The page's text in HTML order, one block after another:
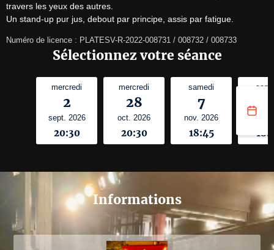
travers les yeux des autres.
Un stand-up pur jus, debout par principe, assis par fatigue.
Numéro de licence : PLATESV-R-2022-008731 / 008732 / 008733
Sélectionnez votre séance
mercredi
2
sept. 2026
20:30
mercredi
28
oct. 2026
20:30
samedi
7
nov. 2026
18:45
nov.
Informations